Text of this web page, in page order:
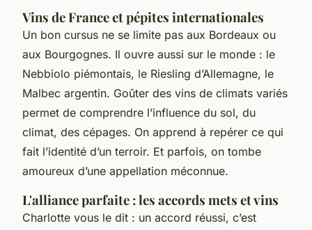
Vins de France et pépites internationales
Un bon cursus ne se limite pas aux Bordeaux ou
aux Bourgognes. Il ouvre aussi sur le monde : le
Nebbiolo piémontais, le Riesling d’Allemagne, le
Malbec argentin. Goûter des vins de climats variés
permet de comprendre l’influence du sol, du
climat, des cépages. On apprend à repérer ce qui
fait l’identité d’un terroir. Et parfois, on tombe
amoureux d’une appellation méconnue.
L'alliance parfaite : les accords mets et vins
Charlotte vous le dit : un accord réussi, c’est